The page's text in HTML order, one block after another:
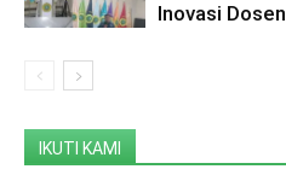
Inovasi Dosen
IKUTI KAMI